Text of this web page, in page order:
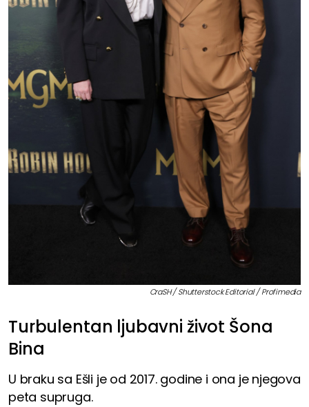
CraSH / Shutterstock Editorial / Profimedia
Turbulentan ljubavni život Šona
Bina
U braku sa Ešli je od 2017. godine i ona je njegova
peta supruga.